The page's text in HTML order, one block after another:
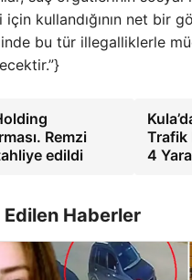
kullandığının net bir
bu tür illegalliklerle
Remzi
edildi
Trafik
4
Haberler